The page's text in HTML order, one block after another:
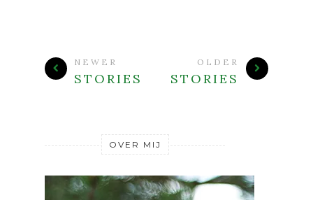
NEWER
STORIES
OLDER
STORIES
OVER MIJ